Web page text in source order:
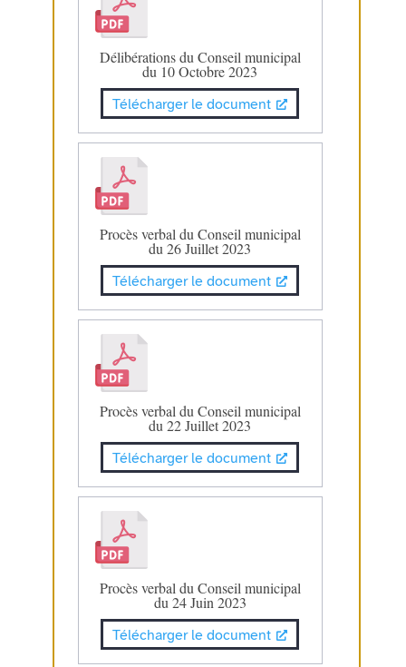
Délibérations du Conseil municipal
du 10 Octobre 2023
Télécharger le document
Procès verbal du Conseil municipal
du 26 Juillet 2023
Télécharger le document
Procès verbal du Conseil municipal
du 22 Juillet 2023
Télécharger le document
Procès verbal du Conseil municipal
du 24 Juin 2023
Télécharger le document